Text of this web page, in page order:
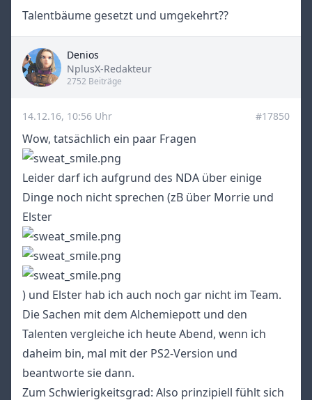
Talentbäume gesetzt und umgekehrt??
Denios
Title
NplusX-Redakteur
2752 Beiträge
14.12.16, 10:56 Uhr #17850
Wow, tatsächlich ein paar Fragen
Leider darf ich aufgrund des NDA über einige
Dinge noch nicht sprechen (zB über Morrie und
Elster
) und Elster hab ich auch noch gar nicht im Team.
Die Sachen mit dem Alchemiepott und den
Talenten vergleiche ich heute Abend, wenn ich
daheim bin, mal mit der PS2-Version und
beantworte sie dann.
Zum Schwierigkeitsgrad: Also prinzipiell fühlt sich